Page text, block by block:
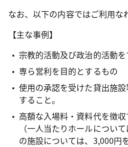
なお、以下の内容ではご利用な
【主な事例】
宗教的活動及び政治的活動
専ら営利を目的とするもの
使用の承認を受けた貸出施
すること。
高額な入場料・資料代を徴
（一人当たりホールについ
の施設については、3,000円